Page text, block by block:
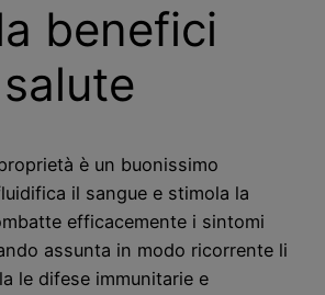
benefici
è un buonissimo
il sangue e stimola la
efficacemente i sintomi
assunta in modo ricorrente li
le difese immunitarie e